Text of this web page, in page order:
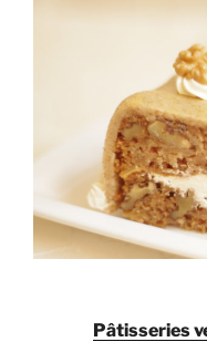
Pâtisseries